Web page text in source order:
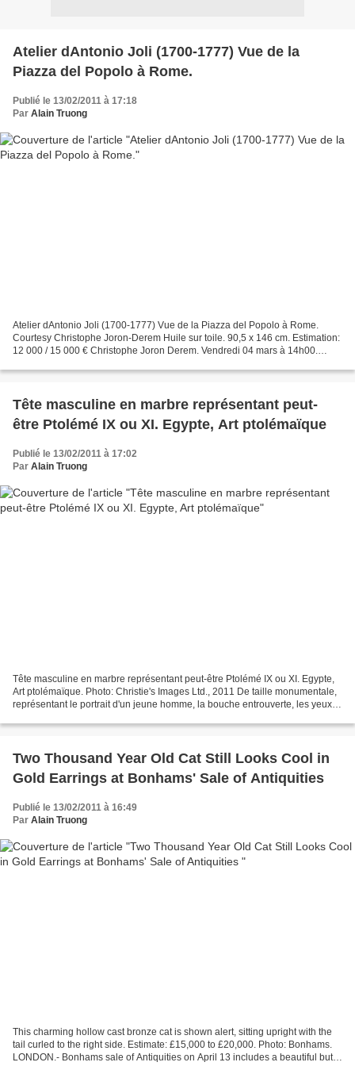
Atelier dAntonio Joli (1700-1777) Vue de la
Piazza del Popolo à Rome.
Publié le 13/02/2011 à 17:18
Par Alain Truong
Atelier dAntonio Joli (1700-1777) Vue de la Piazza del Popolo à Rome.
Courtesy Christophe Joron-Derem Huile sur toile. 90,5 x 146 cm. Estimation:
12 000 / 15 000 € Christophe Joron Derem. Vendredi 04 mars à 14h00.
Tête masculine en marbre représentant peut-
être Ptolémé IX ou XI. Egypte, Art ptolémaïque
Publié le 13/02/2011 à 17:02
Par Alain Truong
Tête masculine en marbre représentant peut-être Ptolémé IX ou XI. Egypte,
Art ptolémaïque. Photo: Christie's Images Ltd., 2011 De taille monumentale,
représentant le portrait d'un jeune homme, la bouche entrouverte, les yeux
Two Thousand Year Old Cat Still Looks Cool in
Gold Earrings at Bonhams' Sale of Antiquities
Publié le 13/02/2011 à 16:49
Par Alain Truong
This charming hollow cast bronze cat is shown alert, sitting upright with the
tail curled to the right side. Estimate: £15,000 to £20,000. Photo: Bonhams.
LONDON.- Bonhams sale of Antiquities on April 13 includes a beautiful but